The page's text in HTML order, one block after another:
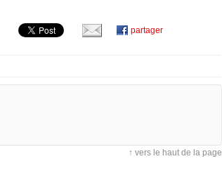
partager
↑ vers le haut de la page